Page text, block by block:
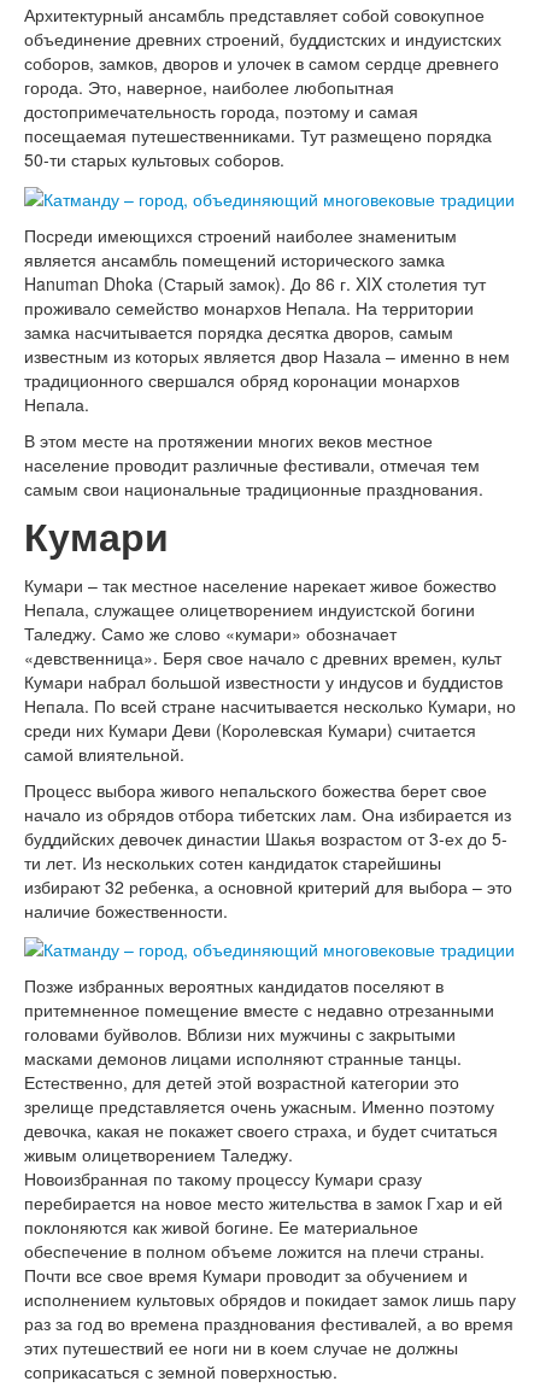
Архитектурный ансамбль представляет собой совокупное
объединение древних строений, буддистских и индуистских
соборов, замков, дворов и улочек в самом сердце древнего
города. Это, наверное, наиболее любопытная
достопримечательность города, поэтому и самая
посещаемая путешественниками. Тут размещено порядка
50-ти старых культовых соборов.
Посреди имеющихся строений наиболее знаменитым
является ансамбль помещений исторического замка
Hanuman Dhoka (Старый замок). До 86 г. XIX столетия тут
проживало семейство монархов Непала. На территории
замка насчитывается порядка десятка дворов, самым
известным из которых является двор Назала – именно в нем
традиционного свершался обряд коронации монархов
Непала.
В этом месте на протяжении многих веков местное
население проводит различные фестивали, отмечая тем
самым свои национальные традиционные празднования.
Кумари
Кумари – так местное население нарекает живое божество
Непала, служащее олицетворением индуистской богини
Таледжу. Само же слово «кумари» обозначает
«девственница». Беря свое начало с древних времен, культ
Кумари набрал большой известности у индусов и буддистов
Непала. По всей стране насчитывается несколько Кумари, но
среди них Кумари Деви (Королевская Кумари) считается
самой влиятельной.
Процесс выбора живого непальского божества берет свое
начало из обрядов отбора тибетских лам. Она избирается из
буддийских девочек династии Шакья возрастом от 3-ех до 5-
ти лет. Из нескольких сотен кандидаток старейшины
избирают 32 ребенка, а основной критерий для выбора – это
наличие божественности.
Позже избранных вероятных кандидатов поселяют в
притемненное помещение вместе с недавно отрезанными
головами буйволов. Вблизи них мужчины с закрытыми
масками демонов лицами исполняют странные танцы.
Естественно, для детей этой возрастной категории это
зрелище представляется очень ужасным. Именно поэтому
девочка, какая не покажет своего страха, и будет считаться
живым олицетворением Таледжу.
Новоизбранная по такому процессу Кумари сразу
перебирается на новое место жительства в замок Гхар и ей
поклоняются как живой богине. Ее материальное
обеспечение в полном объеме ложится на плечи страны.
Почти все свое время Кумари проводит за обучением и
исполнением культовых обрядов и покидает замок лишь пару
раз за год во времена празднования фестивалей, а во время
этих путешествий ее ноги ни в коем случае не должны
соприкасаться с земной поверхностью.